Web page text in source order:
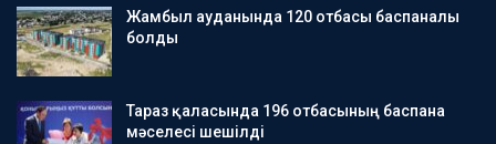
Жамбыл ауданында 120 отбасы баспаналы
болды
Тараз қаласында 196 отбасының баспана
мәселесі шешілді